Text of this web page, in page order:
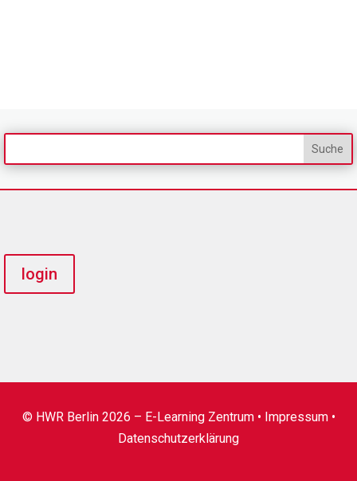
login
© HWR Berlin 2026 – E-Learning Zentrum • Impressum•
Datenschutzerklärung